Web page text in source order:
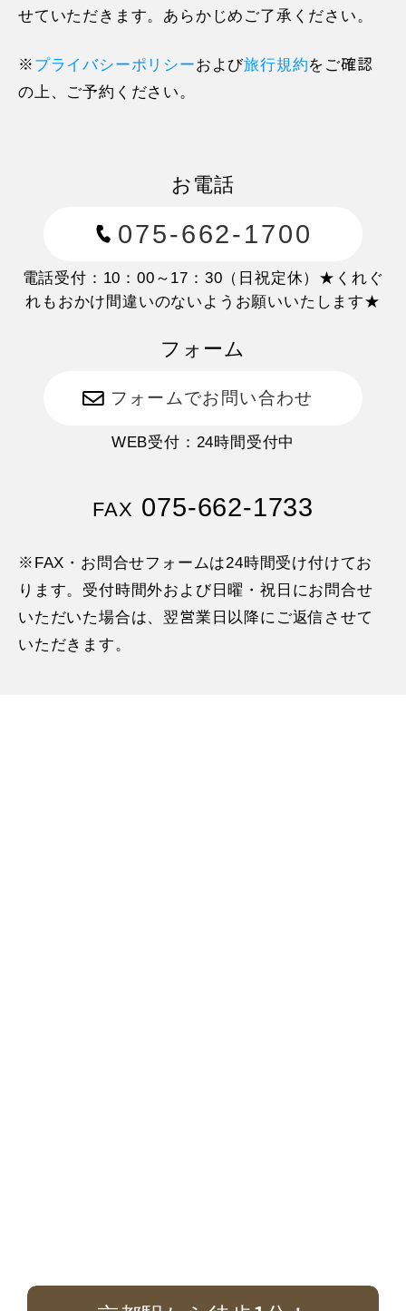
11日目に当たる日以前
7日目に当たる日以降
せていただきます。あらかじめご了承ください。
※ プライバシーポリシーおよび旅行規約をご確認
の上、ご予約ください。
お電話
075-662-1700
電話受付：10：00～17：30（日祝定休）★くれぐ
れもおかけ間違いのないようお願いいたします★
フォーム
フォームでお問い合わせ
WEB受付：24時間受付中
FAX 075-662-1733
※FAX・お問合せフォームは24時間受け付けてお
ります。受付時間外および日曜・祝日にお問合せ
いただいた場合は、翌営業日以降にご返信させて
いただきます。